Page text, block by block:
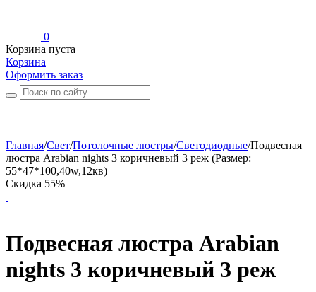
0
Корзина пуста
Корзина
Оформить заказ
Главная/Свет/Потолочные люстры/Светодиодные/Подвесная
люстра Arabian nights 3 коричневый 3 реж (Размер:
55*47*100,40w,12кв)
Скидка 55%
Подвесная люстра Arabian
nights 3 коричневый 3 реж